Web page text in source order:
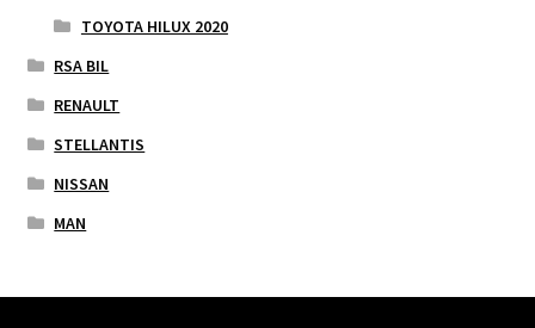
TOYOTA HILUX 2020
RSA BIL
RENAULT
STELLANTIS
NISSAN
MAN